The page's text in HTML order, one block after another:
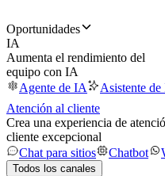
Oportunidades
IA
Aumenta el rendimiento del
equipo con IA
Agente de IA
Asistente de
Atención al cliente
Crea una experiencia de
cliente excepcional
Chat para sitios
Chatbot
Todos los canales